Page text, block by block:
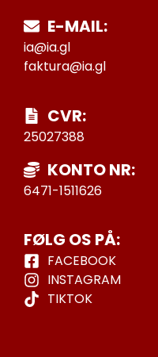
E-MAIL:
ia@ia.gl
faktura@ia.gl
CVR:
25027388
KONTO NR:
6471-1511626
FØLG OS PÅ:
FACEBOOK
INSTAGRAM
TIKTOK